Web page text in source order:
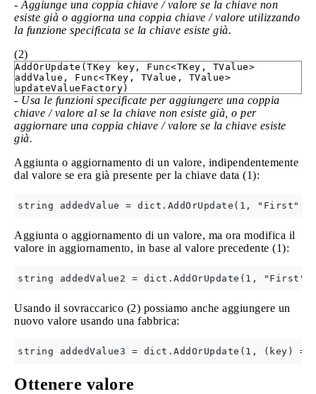
- Aggiunge una coppia chiave / valore se la chiave non
esiste già o aggiorna una coppia chiave / valore utilizzando
la funzione specificata se la chiave esiste già.
(2)
AddOrUpdate(TKey key, Func<TKey, TValue>
addValue, Func<TKey, TValue, TValue>
updateValueFactory)
- Usa le funzioni specificate per aggiungere una coppia
chiave / valore al se la chiave non esiste già, o per
aggiornare una coppia chiave / valore se la chiave esiste
già.
Aggiunta o aggiornamento di un valore, indipendentemente
dal valore se era già presente per la chiave data (1):
Aggiunta o aggiornamento di un valore, ma ora modifica il
valore in aggiornamento, in base al valore precedente (1):
Usando il sovraccarico (2) possiamo anche aggiungere un
nuovo valore usando una fabbrica:
Ottenere valore